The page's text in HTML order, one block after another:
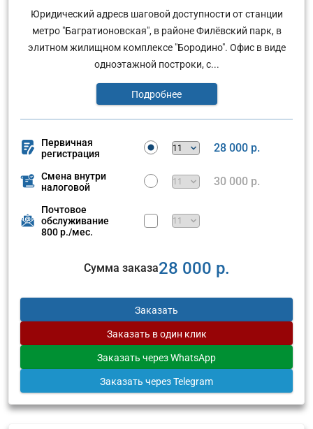
Юридический адресв шаговой доступности от станции
метро "Багратионовская", в районе Филёвский парк, в
элитном жилищном комплексе "Бородино". Офис в виде
одноэтажной построки, с...
Подробнее
Первичная
регистрация
28 000 р.
Смена внутри
налоговой
30 000 р.
Почтовое
обслуживание
800 р./мес.
Сумма заказа28 000 р.
Заказать
Заказать в один клик
Заказать через WhatsApp
Заказать через Telegram